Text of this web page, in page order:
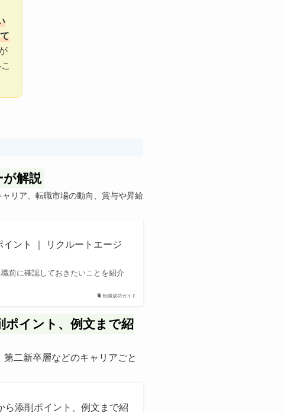
が解説
リア、転職市場の動向、賞与や昇給
転職成功ガイド
ント ｜ リクルートエージ
前に確認しておきたいことを紹介
ポイント、例文まで紹
二新卒層などのキャリアごと
ら添削ポイント、例文まで紹